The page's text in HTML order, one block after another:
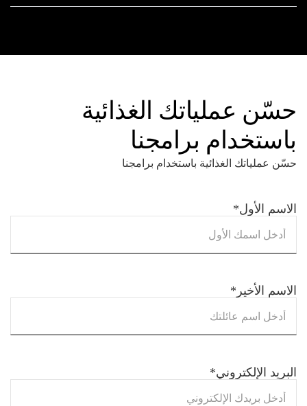
حسّن عملياتك الغذائية
باستخدام برامجنا
حسّن عملياتك الغذائية باستخدام برامجنا
الاسم الأول*
الاسم الأخير *
البريد الإلكتروني*